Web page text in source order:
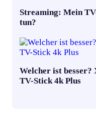
Streaming: Mein
tun?
Welcher ist
TV-Stick 4k Plus